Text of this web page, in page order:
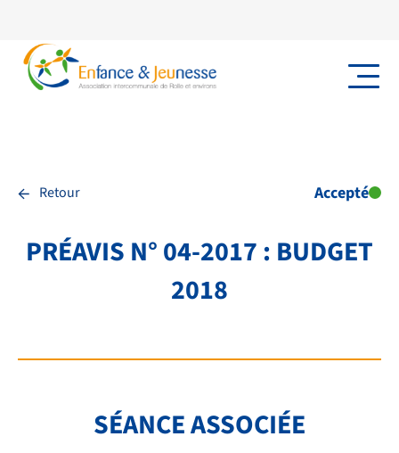
FAQ
← Retour Accepté
PRÉAVIS N° 04-2017 : BUDGET
2018
SÉANCE ASSOCIÉE